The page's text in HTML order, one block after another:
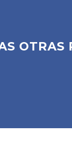
OTRAS